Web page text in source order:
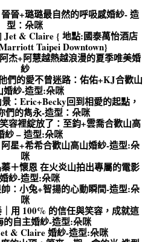
晉+璐璐最自然的呼吸感婚紗- 造
型：朵咪
Jet & Claire { 地點:國泰萬怡酒店
Taipei Downtown}
杰+阿慧越熱越浪漫的夏季唯美婚
紗
們的愛不曾迷路：佑佑+KJ合歡山
婚紗-造型:朵咪
：Eric+Becky回到相愛的起點，
們的雋永-造型：朵咪
容裡綻放了：至鈞+雲喬合歡山高
紗 – 造型:朵咪
星+希希合歡山高山婚紗-造型:朵
咪
＋懷恩 在火炎山拍出專屬的電影
紗-造型:朵咪
：小兔+智揚的心動瞬間-造型:朵
咪
用 100% 的信任與笑容，成就這
的自主婚紗-造型:朵咪
& Claire 婚紗-造型:朵咪